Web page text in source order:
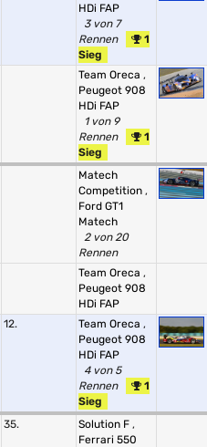
HDi FAP
3 von 7
Rennen
1
Sieg
Team Oreca ,
Peugeot 908
HDi FAP
1 von 9
Rennen
1
Sieg
Matech
Competition ,
Ford GT1
Matech
2 von 20
Rennen
Team Oreca ,
Peugeot 908
HDi FAP
12. Team Oreca ,
Peugeot 908
HDi FAP
4 von 5
Rennen
1
Sieg
35. Solution F ,
Ferrari 550